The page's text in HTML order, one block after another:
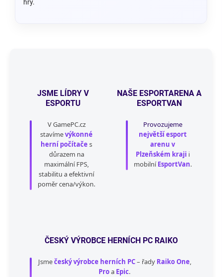
hry.
JSME LÍDRY V
ESPORTU
V GamePC.cz
stavímevýkonné
herní počítače s
důrazem na
maximální FPS,
stabilitu a efektivní
poměr cena/výkon.
NAŠE ESPORTARENA A
ESPORTVAN
Provozujeme
největší esport
arenu v
Plzeňském kraji i
mobilníEsportVan.
ČESKÝ VÝROBCE HERNÍCH PC RAIKO
Jsmečeský výrobce herních PC– řady Raiko One,
Proa Epic.